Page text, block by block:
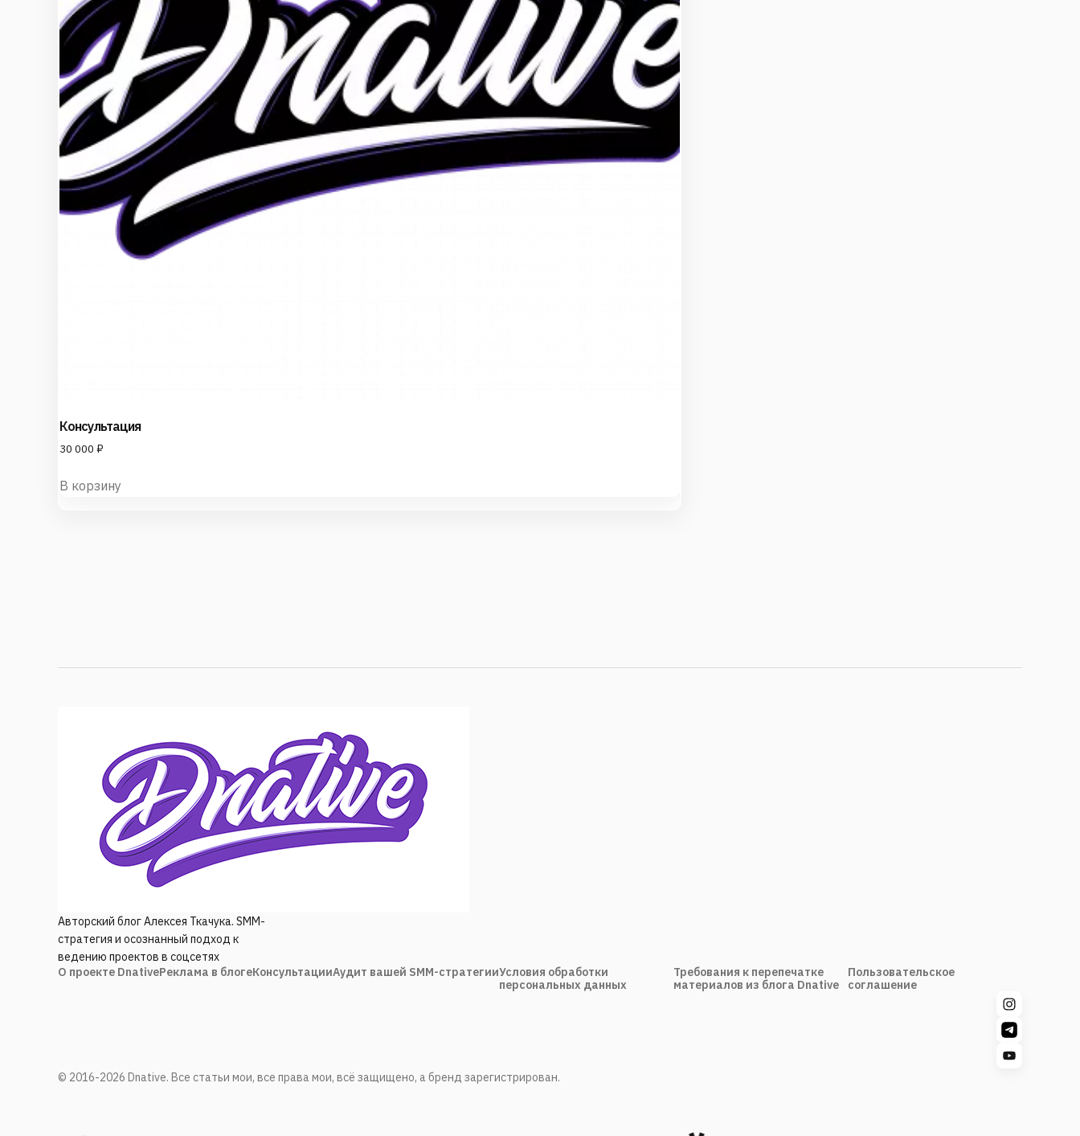
Консультация
30 000 ₽
В корзину
Авторский блог Алексея Ткачука. SMM-
стратегия и осознанный подход к
ведению проектов в соцсетях
О проекте DnativeРеклама в блогеКонсультацииАудит вашей SMM-стратегииУсловия обработки
персональных данных
Требования к перепечатке
материалов из блога Dnative
Пользовательское
соглашение
© 2016-2026 Dnative. Все статьи мои, все права мои, всё защищено, а бренд зарегистрирован.